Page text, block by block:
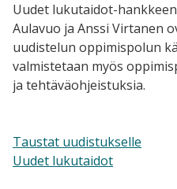
Uudet lukutaidot-
Aulavuo ja Anssi Virtanen
uudistelun oppimispolun
valmistetaan myös
ja tehtäväohjeistuksia.
Taustat uudistukselle
Uudet lukutaidot